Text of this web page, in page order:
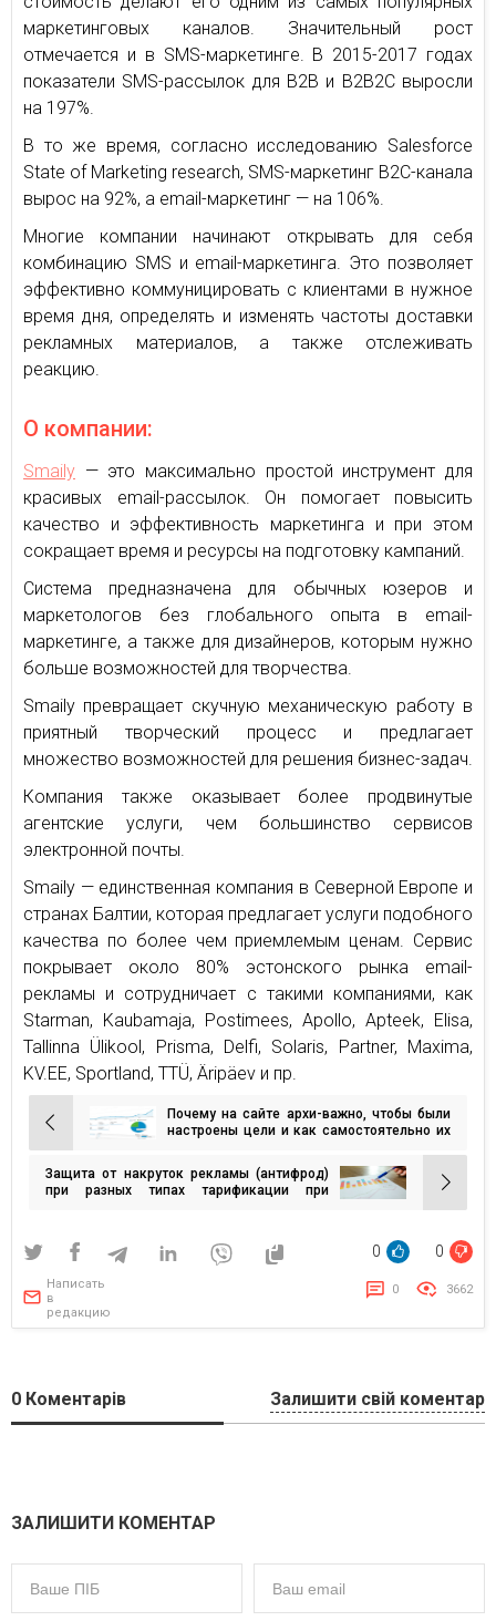
маркетинговых каналов. Значительный рост
отмечается и в SMS-маркетинге. В 2015-2017 годах
показатели SMS-рассылок для B2B и B2B2C выросли
на 197%.
В то же время, согласно исследованию Salesforce
State of Marketing research, SMS-маркетинг B2C-канала
вырос на 92%, а email-маркетинг — на 106%.
Многие компании начинают открывать для себя
комбинацию SMS и email-маркетинга. Это позволяет
эффективно коммуницировать с клиентами в нужное
время дня, определять и изменять частоты доставки
рекламных материалов, а также отслеживать
реакцию.
О компании:
Smaily — это максимально простой инструмент для
красивых email-рассылок. Он помогает повысить
качество и эффективность маркетинга и при этом
сокращает время и ресурсы на подготовку кампаний.
Система предназначена для обычных юзеров и
маркетологов без глобального опыта в email-
маркетинге, а также для дизайнеров, которым нужно
больше возможностей для творчества.
Smaily превращает скучную механическую работу в
приятный творческий процесс и предлагает
множество возможностей для решения бизнес-задач.
Компания также оказывает более продвинутые
агентские услуги, чем большинство сервисов
электронной почты.
Smaily — единственная компания в Северной Европе и
странах Балтии, которая предлагает услуги подобного
качества по более чем приемлемым ценам. Сервис
покрывает около 80% эстонского рынка email-
рекламы и сотрудничает с такими компаниями, как
Starman, Kaubamaja, Postimees, Apollo, Apteek, Elisa,
Tallinna Ülikool, Prisma, Delfi, Solaris, Partner, Maxima,
KV.EE, Sportland, TTÜ, Äripäev и пр.
Навигация
по
записям
Почему на сайте архи-важно, чтобы были
настроены цели и как самостоятельно их
Защита от накруток рекламы (антифрод)
при разных типах тарификации при
0 0
Написать
в
редакцию
0 3662
0 Коментарів Залишити свій коментар
ЗАЛИШИТИ КОМЕНТАР